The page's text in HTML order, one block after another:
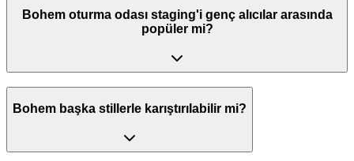
Bohem oturma odası staging'i genç alıcılar arasında
popüler mi?
Bohem başka stillerle karıştırılabilir mi?